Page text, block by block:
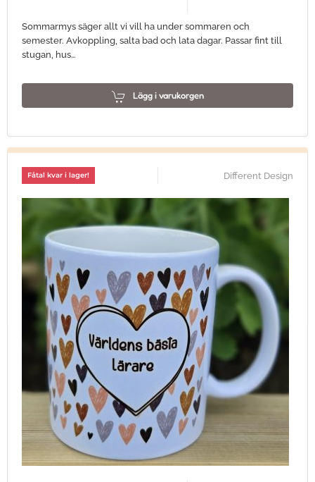
Sommarmys säger allt vi vill ha under sommaren och
semester. Avkoppling, salta bad och lata dagar. Passar fint till
stugan, hus…
Lägg i varukorgen
Fåtal kvar i lager! Different Design